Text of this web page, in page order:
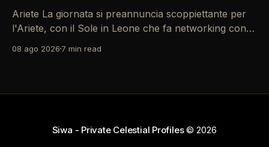
Ariete La giornata si preannuncia scoppiettante per
l'Ariete, con il Sole in Leone che fa networking con la
d'oro per postare un aggiornamento che incapsuli la
08 ago 2026 7 min read
Siwa - Private Celestial Profiles© 2026